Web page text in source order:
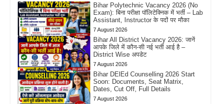
Bihar Polytechnic Vacancy 2026 (No
Exam): बिना परीक्षा पॉलिटेक्निक में भर्ती – Lab
Assistant, Instructor के पदों पर मौका
7 August 2026
Bihar All District Vacancy 2026: जानें
आपके जिले में कौन-सी नई भर्ती आई है –
District Wise अपडेट
7 August 2026
Bihar DElEd Counselling 2026 Start
Soon: Documents, Seat Matrix,
Dates, Cut Off, Full Details
7 August 2026